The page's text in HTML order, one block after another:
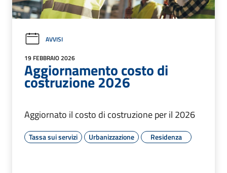
AVVISI
19 FEBBRAIO 2026
Aggiornamento costo di
costruzione 2026
Aggiornato il costo di costruzione per il 2026
Tassa sui servizi Urbanizzazione Residenza